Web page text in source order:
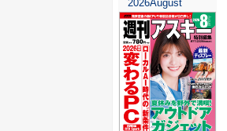
2026August